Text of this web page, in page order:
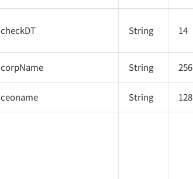
checkDT String 14
corpName String 256
ceoname String 128